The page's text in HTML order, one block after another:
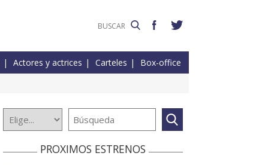
Actores y actrices Carteles Box-office
PROXIMOS ESTRENOS